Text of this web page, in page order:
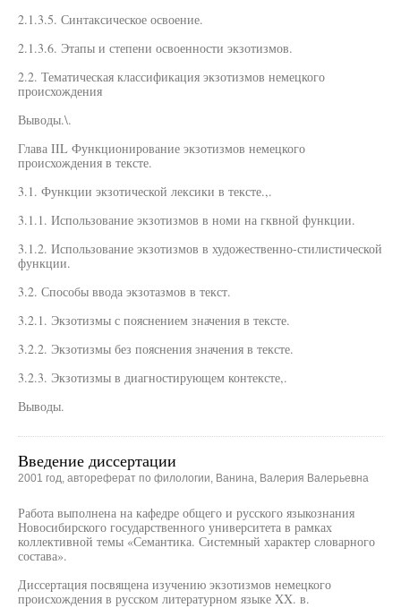
2.1.3.5. Синтаксическое освоение.
2.1.3.6. Этапы и степени освоенности экзотизмов.
2.2. Тематическая классификация экзотизмов немецкого
происхождения
Выводы.\.
Глава IIL Функционирование экзотизмов немецкого
происхождения в тексте.
3.1. Функции экзотической лексики в тексте.,.
3.1.1. Использование экзотизмов в номи на гквной функции.
3.1.2. Использование экзотизмов в художественно-стилистической
функции.
3.2. Способы ввода экзотазмов в текст.
3.2.1. Экзотизмы с пояснением значения в тексте.
3.2.2. Экзотизмы без пояснения значения в тексте.
3.2.3. Экзотизмы в диагностирующем контексте,.
Выводы.
Введение диссертации
2001 год, автореферат по филологии, Ванина, Валерия Валерьевна
Работа выполнена на кафедре общего и русского языкознания
Новосибирского государственного университета в рамках
коллективной темы «Семантика. Системный характер словарного
состава».
Диссертация посвящена изучению экзотизмов немецкого
происхождения в русском литературном языке XX. в.